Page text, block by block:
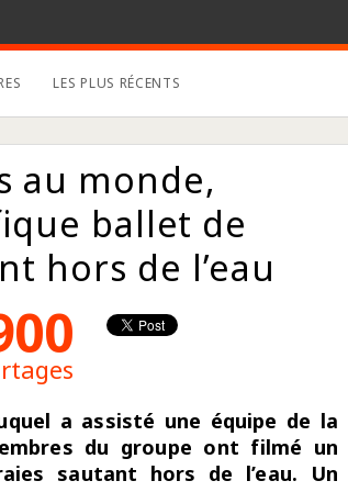
LES PLUS RÉCENTS
au monde,
ballet de
hors de l’eau
a assisté une équipe de la
du groupe ont filmé un
sautant hors de l’eau. Un